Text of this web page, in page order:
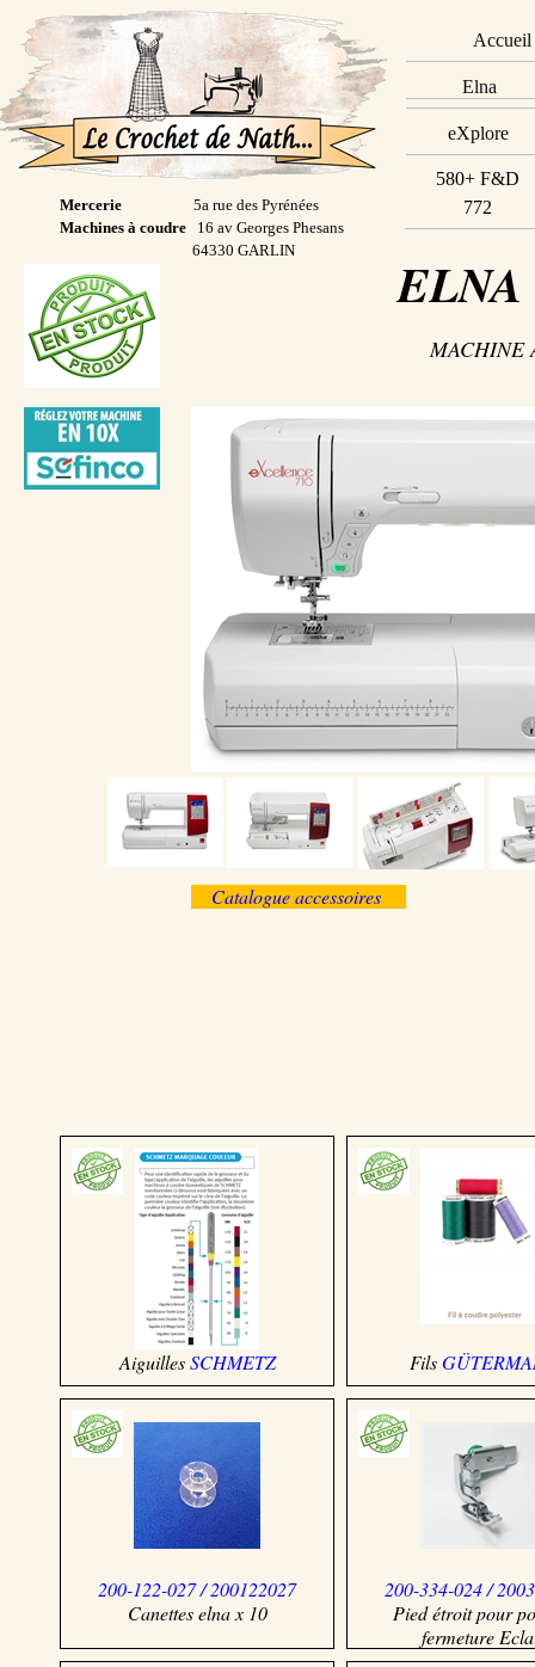
Accueil
Elna
eXplore
580+ F&D
772
Mercerie
5a rue des Pyrénées
Machines à coudre
16 av Georges Phesans
64330 GARLIN
ELNA
MACHINE
Catalogue accessoires
AiguillesSCHMETZ Fils
200-122-027 / 200122027
Canettes elna x 10
200-334-024 /
Pied étroit pour
fermeture